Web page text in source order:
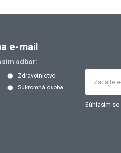
e-mail
odbor:
Zdravotníctvo
Súkromná osoba
Súhlasím so